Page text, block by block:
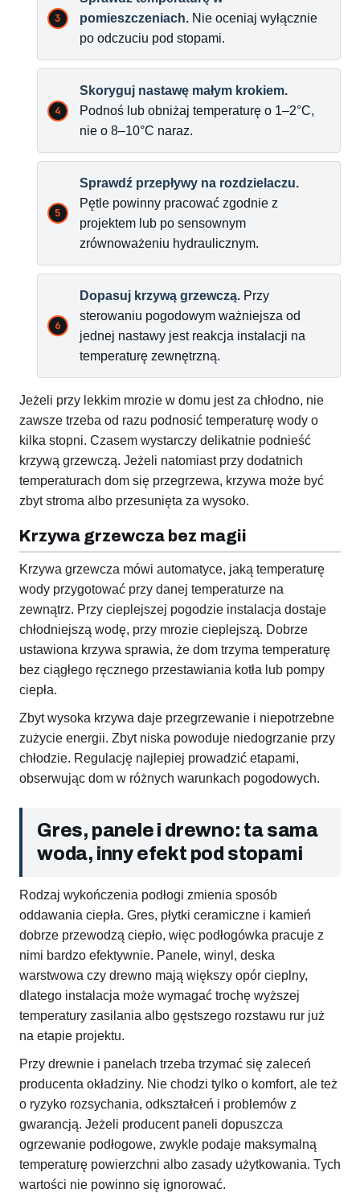
pomieszczeniach. Nie oceniaj wyłącznie
po odczuciu pod stopami.
Skoryguj nastawę małym krokiem.
Podnoś lub obniżaj temperaturę o 1–2°C,
nie o 8–10°C naraz.
Sprawdź przepływy na rozdzielaczu.
Pętle powinny pracować zgodnie z
projektem lub po sensownym
zrównoważeniu hydraulicznym.
Dopasuj krzywą grzewczą. Przy
sterowaniu pogodowym ważniejsza od
jednej nastawy jest reakcja instalacji na
temperaturę zewnętrzną.
Jeżeli przy lekkim mrozie w domu jest za chłodno, nie
zawsze trzeba od razu podnosić temperaturę wody o
kilka stopni. Czasem wystarczy delikatnie podnieść
krzywą grzewczą. Jeżeli natomiast przy dodatnich
temperaturach dom się przegrzewa, krzywa może być
zbyt stroma albo przesunięta za wysoko.
Krzywa grzewcza bez magii
Krzywa grzewcza mówi automatyce, jaką temperaturę
wody przygotować przy danej temperaturze na
zewnątrz. Przy cieplejszej pogodzie instalacja dostaje
chłodniejszą wodę, przy mrozie cieplejszą. Dobrze
ustawiona krzywa sprawia, że dom trzyma temperaturę
bez ciągłego ręcznego przestawiania kotła lub pompy
ciepła.
Zbyt wysoka krzywa daje przegrzewanie i niepotrzebne
zużycie energii. Zbyt niska powoduje niedogrzanie przy
chłodzie. Regulację najlepiej prowadzić etapami,
obserwując dom w różnych warunkach pogodowych.
Gres, panele i drewno: ta sama
woda, inny efekt pod stopami
Rodzaj wykończenia podłogi zmienia sposób
oddawania ciepła. Gres, płytki ceramiczne i kamień
dobrze przewodzą ciepło, więc podłogówka pracuje z
nimi bardzo efektywnie. Panele, winyl, deska
warstwowa czy drewno mają większy opór cieplny,
dlatego instalacja może wymagać trochę wyższej
temperatury zasilania albo gęstszego rozstawu rur już
na etapie projektu.
Przy drewnie i panelach trzeba trzymać się zaleceń
producenta okładziny. Nie chodzi tylko o komfort, ale też
o ryzyko rozsychania, odkształceń i problemów z
gwarancją. Jeżeli producent paneli dopuszcza
ogrzewanie podłogowe, zwykle podaje maksymalną
temperaturę powierzchni albo zasady użytkowania. Tych
wartości nie powinno się ignorować.